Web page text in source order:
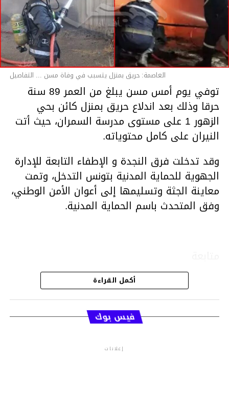
العاصمة: حريق بمنزل يتسبب في وفاة مسن ... التفاصيل
توفي يوم أمس مسن يبلغ من العمر 89 سنة
حرقا وذلك بعد اندلاع حريق بمنزل كائن بحي
الزهور 1 على مستوى مدرسة السمران، حيث أتت
النيران على كامل محتوياته.
وقد تدخلت فرق النجدة و الإطفاء التابعة للإدارة
الجهوية للحماية المدنية بتونس التدخل، وتمت
معاينة الجثة وتسليمها إلى أعوان الأمن الوطني،
وفق المتحدث باسم الحماية المدنية.
قسم الاخبار
أكمل القراءة
فيس بوك
إعلانات